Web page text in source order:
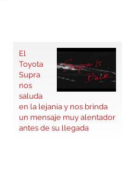
El
Toyota
Supra
nos
saluda
en la lejanía y nos brinda
un mensaje muy alentador
antes de su llegada